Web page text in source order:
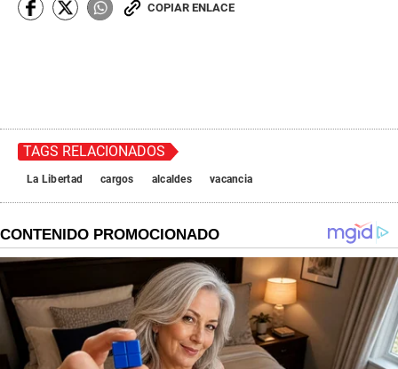
COPIAR ENLACE
TAGS RELACIONADOS
La Libertad cargos alcaldes vacancia